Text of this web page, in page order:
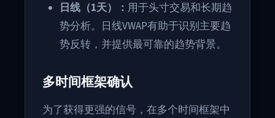
日线（1天）： 用于头寸交易和长期趋
势分析。日线VWAP有助于识别主要趋
势反转，并提供最可靠的趋势背景。
多时间框架确认
为了获得更强的信号，在多个时间框架中